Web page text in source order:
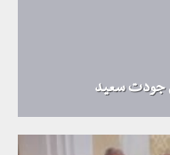
جودت سعيد